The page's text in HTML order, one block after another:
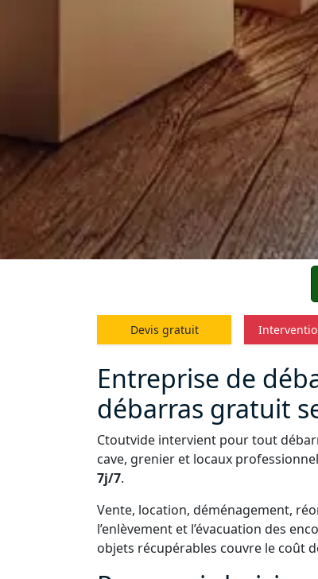
Devis gratuit
Entreprise de
débarras gratuit
Ctoutvide intervient pour tout
cave, grenier et locaux
7j/7.
Vente, location, déménagement,
l’enlèvement et l’évacuation des
objets récupérables couvre le coût